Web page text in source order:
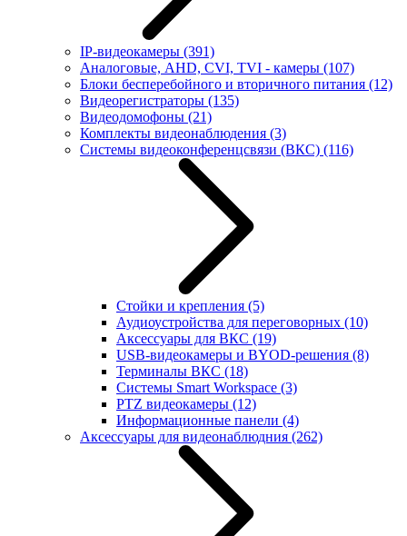
IP-видеокамеры (391)
Аналоговые, AHD, CVI, TVI - камеры (107)
Блоки бесперебойного и вторичного питания (12)
Видеорегистраторы (135)
Видеодомофоны (21)
Комплекты видеонаблюдения (3)
Системы видеоконференцсвязи (ВКС) (116)
Стойки и крепления (5)
Аудиоустройства для переговорных (10)
Аксессуары для ВКС (19)
USB-видеокамеры и BYOD-решения (8)
Терминалы ВКС (18)
Системы Smart Workspace (3)
PTZ видеокамеры (12)
Информационные панели (4)
Аксессуары для видеонаблюдния (262)